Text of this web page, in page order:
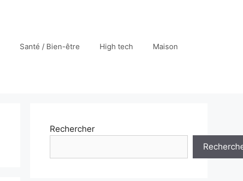
Santé / Bien-être High tech Maison
Rechercher